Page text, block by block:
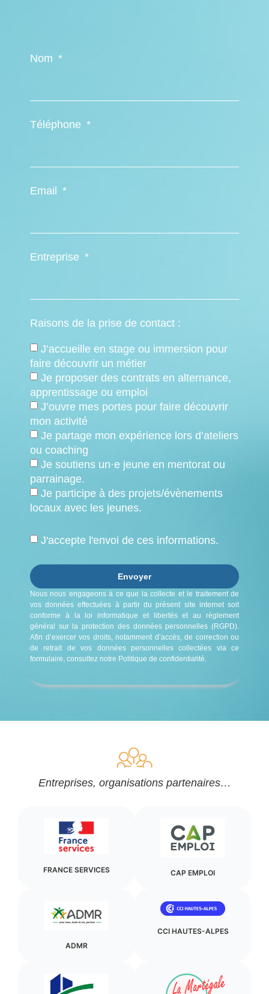
Nom
Téléphone
Email
Entreprise
Raisons de la prise de contact :
J’accueille en stage ou immersion pour
faire découvrir un métier
Je proposer des contrats en alternance,
apprentissage ou emploi
J’ouvre mes portes pour faire découvrir
mon activité
Je partage mon expérience lors d’ateliers
ou coaching
Je soutiens un·e jeune en mentorat ou
parrainage.
Je participe à des projets/évènements
locaux avec les jeunes.
J'accepte l'envoi de ces informations.
Envoyer
Nous nous engageons à ce que la collecte et le traitement de
vos données effectuées à partir du présent site internet soit
conforme à la loi informatique et libertés et au règlement
général sur la protection des données personnelles (RGPD).
Afin d’exercer vos droits, notamment d’accès, de correction ou
de retrait de vos données personnelles collectées via ce
formulaire, consultez notre Politique de confidentialité.
Entreprises, organisations partenaires…
FRANCE SERVICES CAP EMPLOI
ADMR
CCI HAUTES-ALPES